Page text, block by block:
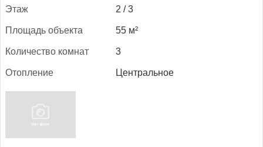
Этаж 2 / 3
Пло­щадь объ­ек­та 55 м²
Ко­личес­тво ком­нат 3
Отоп­ле­ние Центральное